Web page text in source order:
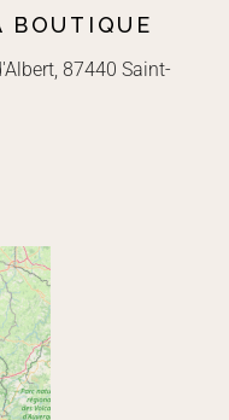
BOUTIQUE
87440 Saint-